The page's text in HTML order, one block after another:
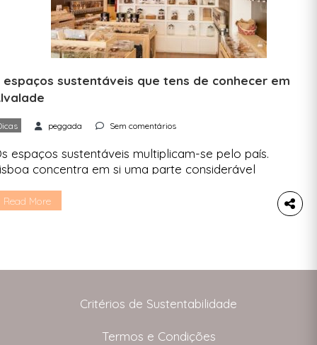
espaços sustentáveis que tens de conhecer em
peggada Sem comentários
espaços sustentáveis multiplicam-se pelo país.
concentra em si uma parte considerável
a granel, lojas de produtos ecológicos e até
Read More
Critérios de Sustentabilidade
Termos e Condições